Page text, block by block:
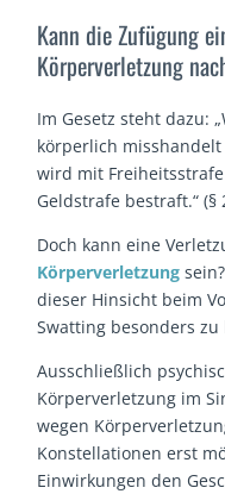
Kann die Zufügung
Körperverletzung
Im Gesetz steht dazu:
körperlich
wird mit
Geldstrafe bestraft.“ (§
Doch kann eine
Körperverletzung
dieser Hinsicht beim
Swatting besonders
Ausschließlich
Körperverletzung im
wegen
Konstellationen erst
Einwirkungen den